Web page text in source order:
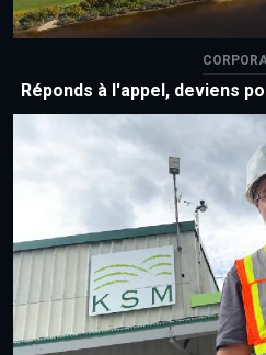
Réponds à l'appel, deviens